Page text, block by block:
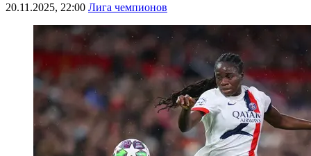
20.11.2025, 22:00 Лига чемпионов